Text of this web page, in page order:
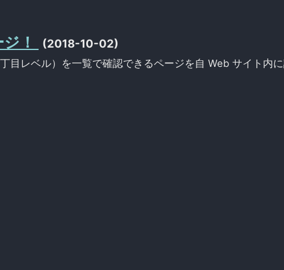
！ (2018-10-02)
目レベル）を一覧で確認できるページを自 Web サイト内